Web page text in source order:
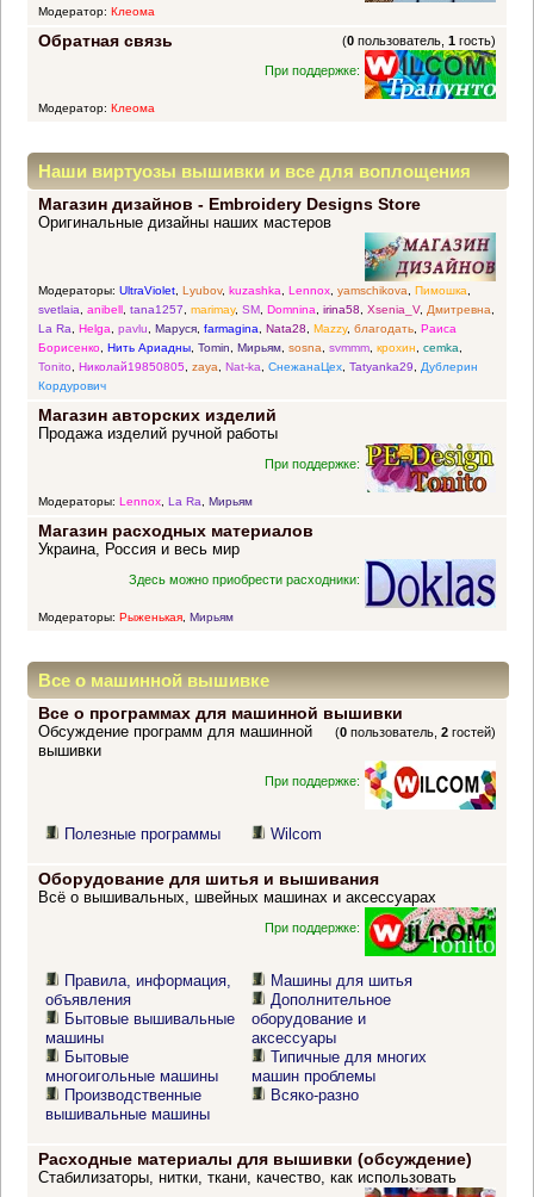
Модератор: Клеома
Обратная связь (0 пользователь,1 гость)
При поддержке:
Модератор: Клеома
Наши виртуозы вышивки и все для воплощения
прекрасных идей
Магазин дизайнов - Embroidery Designs Store
Оригинальные дизайны наших мастеров
Модераторы: UltraViolet, Lyubov, kuzashka, Lennox, yamschikova, Пимошка,
svetlaia, anibell, tana1257, marimay, SM, Domnina, irina58, Xsenia_V, Дмитревна,
La Ra, Helga, pavlu, Маруся, farmagina, Nata28, Mazzy, благодать, Раиса
Борисенко, Нить Ариадны, Tomin, Мирьям, sosna, svmmm, крохин, cemka,
Tonito, Николай19850805, zaya, Nat-ka, СнежанаЦех, Tatyanka29, Дублерин
Кордурович
Магазин авторских изделий
Продажа изделий ручной работы
При поддержке:
Модераторы: Lennox, La Ra, Мирьям
Магазин расходных материалов
Украина, Россия и весь мир
Здесь можно приобрести расходники:
Модераторы: Рыженькая, Мирьям
Все о машинной вышивке
Все о программах для машинной вышивки
(0 пользователь,2 гостей)
Обсуждение программ для машинной
вышивки
При поддержке:
Полезные программы Wilcom
Оборудование для шитья и вышивания
Всё о вышивальных, швейных машинах и аксессуарах
При поддержке:
Правила, информация,
объявления
Бытовые вышивальные
машины
Бытовые
многоигольные машины
Производственные
вышивальные машины
Машины для шитья
Дополнительное
оборудование и
аксессуары
Типичные для многих
машин проблемы
Всяко-разно
Расходные материалы для вышивки (обсуждение)
Стабилизаторы, нитки, ткани, качество, как использовать